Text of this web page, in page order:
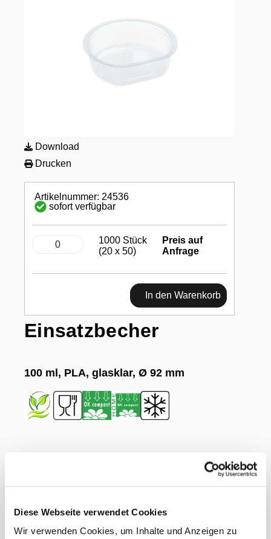
Diese Webseite verwendet Cookies
Wir verwenden Cookies, um Inhalte und Anzeigen zu
Download
Drucken
Einsatzbecher
100 ml, PLA, glasklar, Ø 92 mm
Artikelnummer: 24536
sofort verfügbar
1000 Stück
(20 x 50)
Preis auf
Anfrage
In den Warenkorb
EAN Liefereinheit
7611243293451
Marke
Webstar